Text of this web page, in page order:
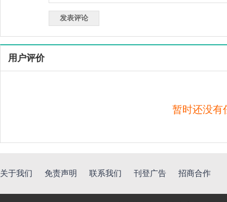
用户评价
暂时还没有
关于我们 免责声明 联系我们 刊登广告 招商合作